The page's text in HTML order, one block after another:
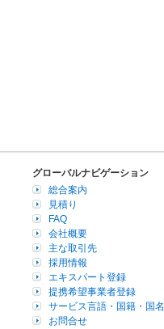
グローバルナビゲーション
総合案内
見積り
FAQ
会社概要
主な取引先
採用情報
エキスパート登録
提携希望事業者登録
サービス言語・国籍・国名
お問合せ